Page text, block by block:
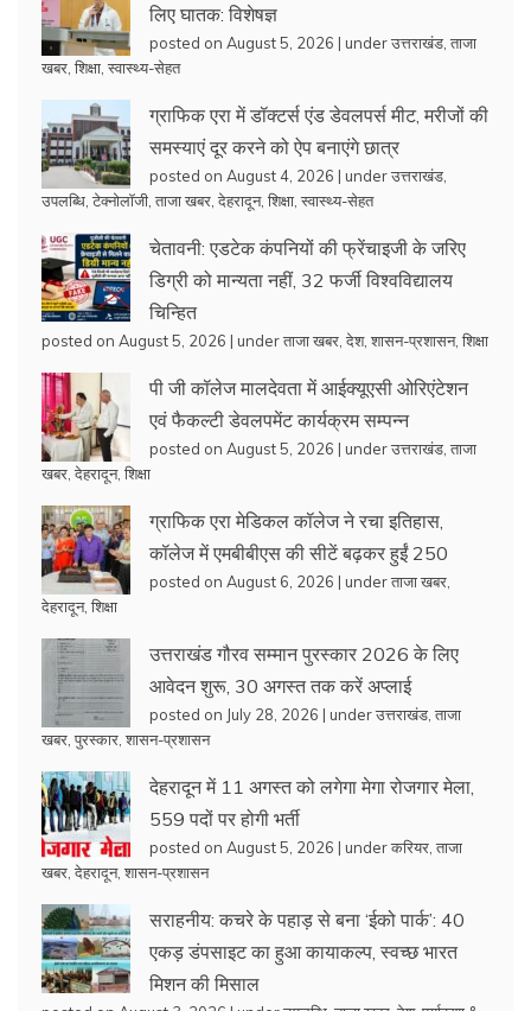
लिए घातक: विशेषज्ञ
posted on August 5, 2026 | underउत्तराखंड ताजा
खबर शिक्षा स्वास्थ्य-सेहत
ग्राफिक एरा में डॉक्टर्स एंड डेवलपर्स मीट, मरीजों की
समस्याएं दूर करने को ऐप बनाएंगे छात्र
posted on August 4, 2026 | underउत्तराखंड
उपलब्धि टेक्नोलॉजी ताजा खबर देहरादून, शिक्षा स्वास्थ्य-सेहत
चेतावनी: एडटेक कंपनियों की फ्रेंचाइजी के जरिए
डिग्री को मान्यता नहीं, 32 फर्जी विश्वविद्यालय
चिन्हित
posted on August 5, 2026 | underताजा खबर देश, शासन-प्रशासन, शिक्षा
पी जी कॉलेज मालदेवता में आईक्यूएसी ओरिएंटेशन
एवं फैकल्टी डेवलपमेंट कार्यक्रम सम्पन्न
posted on August 5, 2026 | underउत्तराखंड ताजा
खबर देहरादून, शिक्षा
ग्राफिक एरा मेडिकल कॉलेज ने रचा इतिहास,
कॉलेज में एमबीबीएस की सीटें बढ़कर हुईं 250
posted on August 6, 2026 | underताजा खबर
देहरादून, शिक्षा
उत्तराखंड गौरव सम्मान पुरस्कार 2026 के लिए
आवेदन शुरू, 30 अगस्त तक करें अप्लाई
posted on July 28, 2026 | underउत्तराखंड ताजा
खबर पुरस्कार शासन-प्रशासन
देहरादून में 11 अगस्त को लगेगा मेगा रोजगार मेला,
559 पदों पर होगी भर्ती
posted on August 5, 2026 | underकरियर ताजा
खबर देहरादून, शासन-प्रशासन
सराहनीय: कचरे के पहाड़ से बना ‘ईको पार्क’: 40
एकड़ डंपसाइट का हुआ कायाकल्प, स्वच्छ भारत
मिशन की मिसाल